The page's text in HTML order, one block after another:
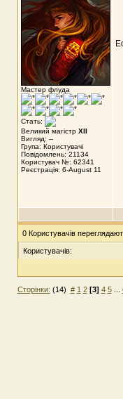
Мастер флуда
Стать:
Великий магістр XII
Вигляд: --
Група: Користувачі
Повідомлень: 21134
Користувач №: 62341
Реєстрація: 6-August 11
0 Користувачів
Користувачів:
Сторінки: (14) # 1 2 [3] 4 5...